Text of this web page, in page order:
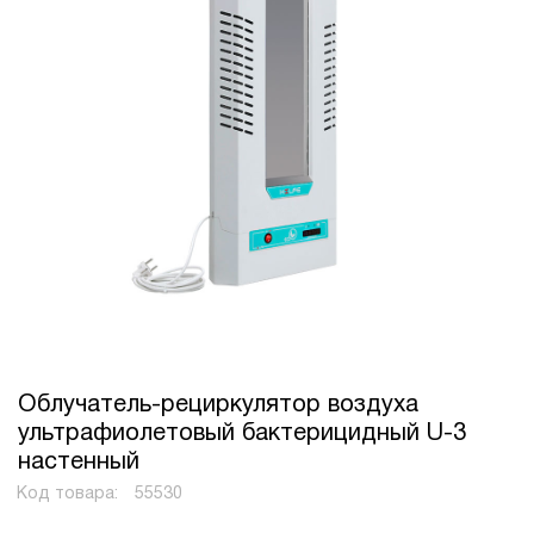
Облучатель-рециркулятор воздуха
ультрафиолетовый бактерицидный U-3
настенный
Код товара: 55530